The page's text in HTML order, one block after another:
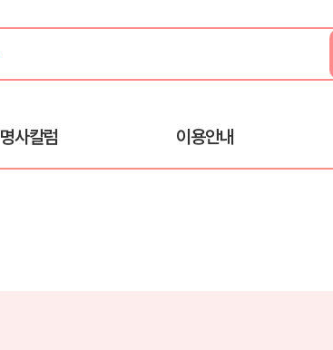
명사칼럼 이용안내